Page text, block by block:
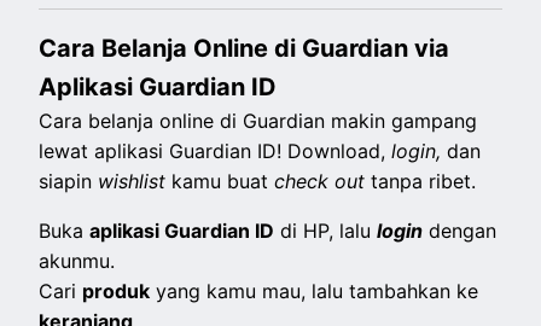
Cara Belanja Online di Guardian via
Aplikasi Guardian ID
Cara belanja online di Guardian makin gampang
lewat aplikasi Guardian ID! Download,login,dan
siapin wishlist kamu buatcheck outtanpa ribet.
Bukaaplikasi Guardian ID di HP, lalulogin dengan
akunmu.
Cari produk yang kamu mau, lalu tambahkan ke